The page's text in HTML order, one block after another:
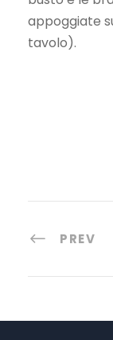
appoggiate
tavolo).
PREV